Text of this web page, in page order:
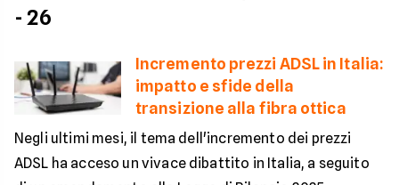
- 26
Incremento prezzi ADSL in Italia:
impatto e sfide della
transizione alla fibra ottica
Negli ultimi mesi, il tema dell'incremento dei prezzi
ADSL ha acceso un vivace dibattito in Italia, a seguito